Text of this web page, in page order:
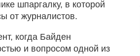
шпаргалку, в которой
от журналистов.
когда Байден
и вопросом одной из